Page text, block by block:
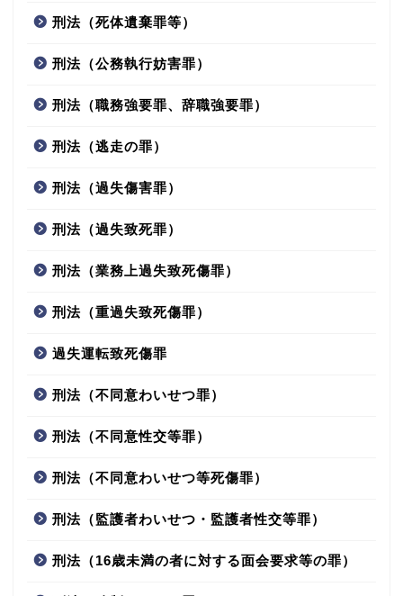
刑法（死体遺棄罪等）
刑法（公務執行妨害罪）
刑法（職務強要罪、辞職強要罪）
刑法（逃走の罪）
刑法（過失傷害罪）
刑法（過失致死罪）
刑法（業務上過失致死傷罪）
刑法（重過失致死傷罪）
過失運転致死傷罪
刑法（不同意わいせつ罪）
刑法（不同意性交等罪）
刑法（不同意わいせつ等死傷罪）
刑法（監護者わいせつ・監護者性交等罪）
刑法（16歳未満の者に対する面会要求等の罪）